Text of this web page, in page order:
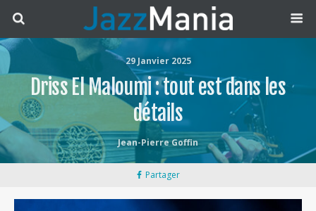
29 Janvier 2025
Driss El Maloumi : tout est dans les
détails
Jean-Pierre Goffin
Partager